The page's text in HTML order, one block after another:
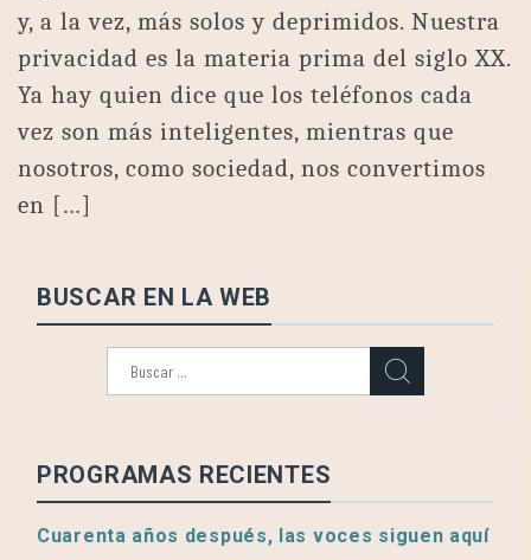
y, a la vez, más solos y deprimidos. Nuestra
privacidad es la materia prima del siglo XX.
Ya hay quien dice que los teléfonos cada
vez son más inteligentes, mientras que
nosotros, como sociedad, nos convertimos
en […]
BUSCAR EN LA WEB
PROGRAMAS RECIENTES
Cuarenta años después, las voces siguen aquí